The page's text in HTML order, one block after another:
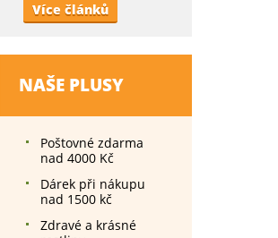
Více článků
NAŠE PLUSY
Poštovné zdarma
nad 4000 Kč
Dárek při nákupu
nad 1500 kč
Zdravé a krásné